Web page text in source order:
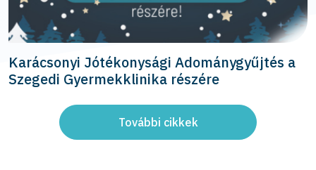
Karácsonyi Jótékonysági Adománygyűjtés a
Szegedi Gyermekklinika részére
További cikkek